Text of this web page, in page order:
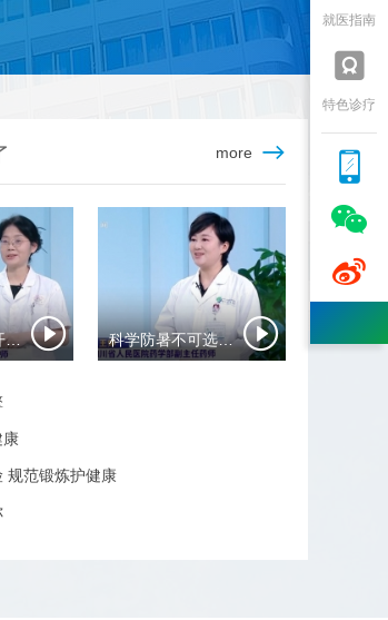
more
认清热射病避开夏日致命陷阱 科学防暑不可选错药
康
规范锻炼护健康
就医指南

特色诊疗


